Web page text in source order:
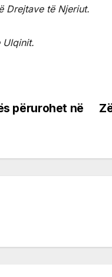
Drejtave të Njeriut.
Ulqinit.
përurohet në